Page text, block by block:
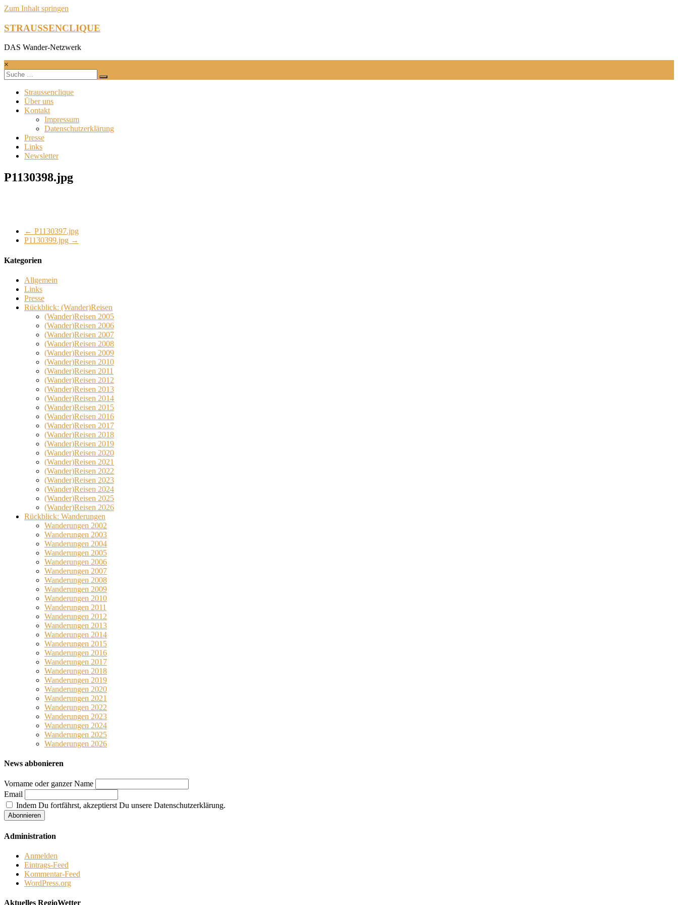
Zum Inhalt springen
STRAUSSENCLIQUE
DAS Wander-Netzwerk
×
Straussenclique
Über uns
Kontakt
Impressum
Datenschutzerklärung
Presse
Links
Newsletter
P1130398.jpg
← P1130397.jpg
P1130399.jpg →
Kategorien
Allgemein
Links
Presse
Rückblick: (Wander)Reisen
(Wander)Reisen 2005
(Wander)Reisen 2006
(Wander)Reisen 2007
(Wander)Reisen 2008
(Wander)Reisen 2009
(Wander)Reisen 2010
(Wander)Reisen 2011
(Wander)Reisen 2012
(Wander)Reisen 2013
(Wander)Reisen 2014
(Wander)Reisen 2015
(Wander)Reisen 2016
(Wander)Reisen 2017
(Wander)Reisen 2018
(Wander)Reisen 2019
(Wander)Reisen 2020
(Wander)Reisen 2021
(Wander)Reisen 2022
(Wander)Reisen 2023
(Wander)Reisen 2024
(Wander)Reisen 2025
(Wander)Reisen 2026
Rückblick: Wanderungen
Wanderungen 2002
Wanderungen 2003
Wanderungen 2004
Wanderungen 2005
Wanderungen 2006
Wanderungen 2007
Wanderungen 2008
Wanderungen 2009
Wanderungen 2010
Wanderungen 2011
Wanderungen 2012
Wanderungen 2013
Wanderungen 2014
Wanderungen 2015
Wanderungen 2016
Wanderungen 2017
Wanderungen 2018
Wanderungen 2019
Wanderungen 2020
Wanderungen 2021
Wanderungen 2022
Wanderungen 2023
Wanderungen 2024
Wanderungen 2025
Wanderungen 2026
News abbonieren
Vorname oder ganzer Name
Email
Indem Du fortfährst, akzeptierst Du unsere Datenschutzerklärung.
Administration
Anmelden
Eintrags-Feed
Kommentar-Feed
WordPress.org
Aktuelles RegioWetter